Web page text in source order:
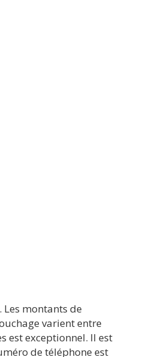
montants de
varient entre
est exceptionnel. Il est
de téléphone est